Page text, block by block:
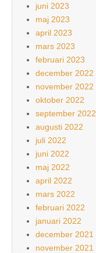
juni 2023
maj 2023
april 2023
mars 2023
februari 2023
december 2022
november 2022
oktober 2022
september 2022
augusti 2022
juli 2022
juni 2022
maj 2022
april 2022
mars 2022
februari 2022
januari 2022
december 2021
november 2021